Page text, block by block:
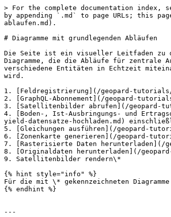
> For the complete documentation
by appending `.md` to page URLs; this
ablaufen.md).
# Diagramme mit grundlegenden Abläufen
Die Seite ist ein visueller Leitfaden zu
Diagramme, die die Abläufe für zentrale
verschiedene Entitäten in Echtzeit
wird.
1. [Feldregistrierung](/geopard-tutorials/
2. [GraphQL-Abonnement](/geopard-
3. [Satellitenbilder abrufen](/geopard-
4. [Boden-, Ist-Ausbringungs- und
yield-datensatze-hochladen.md)
5. [Gleichungen ausführen](/geopard-
6. [Zonenkarte generieren](/geopard-
7. [Rasterisierte Daten herunterladen](/
8. [Originaldaten herunterladen](/
9. Satellitenbilder rendern\*
{% hint style="info" %}
Für die mit \* gekennzeichneten
{% endhint %}
---